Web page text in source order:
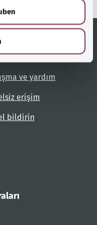
ve yardım
erişim
bildirin